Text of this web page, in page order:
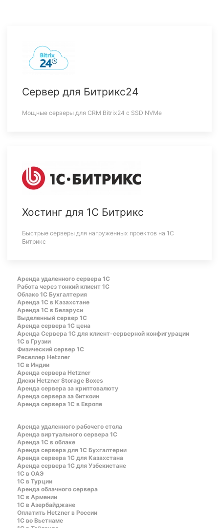
Сервер для Битрикс24
Мощные серверы для CRM Bitrix24 c SSD NVMe
Хостинг для 1С Битрикс
Быстрые серверы для нагруженных проектов на 1С
Битрикс
Аренда удаленного сервера 1С
Работа через тонкий клиент 1С
Облако 1С Бухгалтерия
Аренда 1С в Казахстане
Аренда 1С в Беларуси
Выделенный сервер 1С
Аренда сервера 1С цена
Aренда Сервера 1С для клиент-серверной конфигурации
1С в Грузии
Физический сервер 1С
Реселлер Hetzner
1С в Индии
Аренда сервера Hetzner
Диски Hetzner Storage Boxes
Аренда сервера за криптовалюту
Аренда сервера за биткоин
Аренда сервера 1С в Европе
Аренда удаленного рабочего стола
Аренда виртуального сервера 1С
Аренда 1С в облаке
Аренда сервера для 1С Бухгалтерии
Аренда сервера 1С для Казахстана
Аренда сервера 1С для Узбекистане
1C в ОАЭ
1C в Турции
Аренда облачного сервера
1С в Армении
1С в Азербайджане
Оплатить Hetzner в России
1С во Вьетнаме